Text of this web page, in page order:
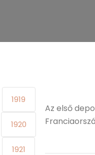
1919
1920
1921
Az első